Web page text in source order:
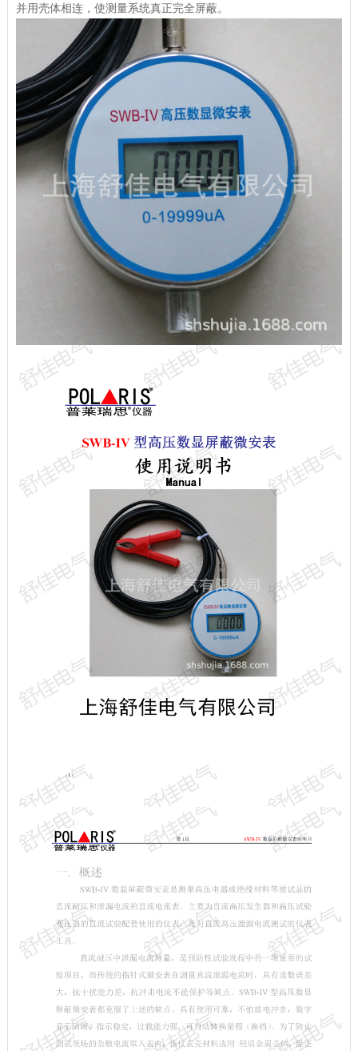
并用壳体相连，使测量系统真正完全屏蔽。